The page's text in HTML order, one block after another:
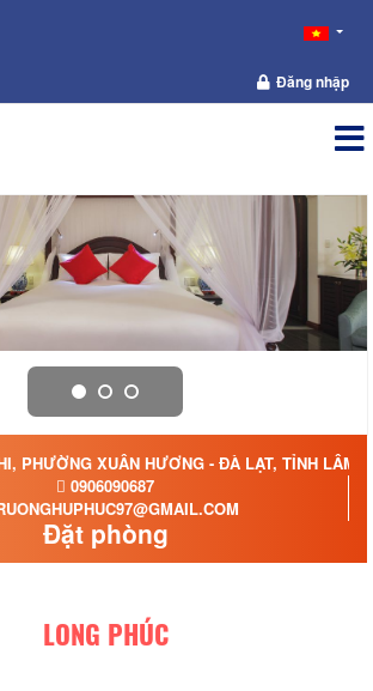
Đăng nhập
PHƯỜNG XUÂN HƯƠNG - ĐÀ LẠT, TỈNH LÂM
0906090687
Đặt phòng
LONG PHÚC